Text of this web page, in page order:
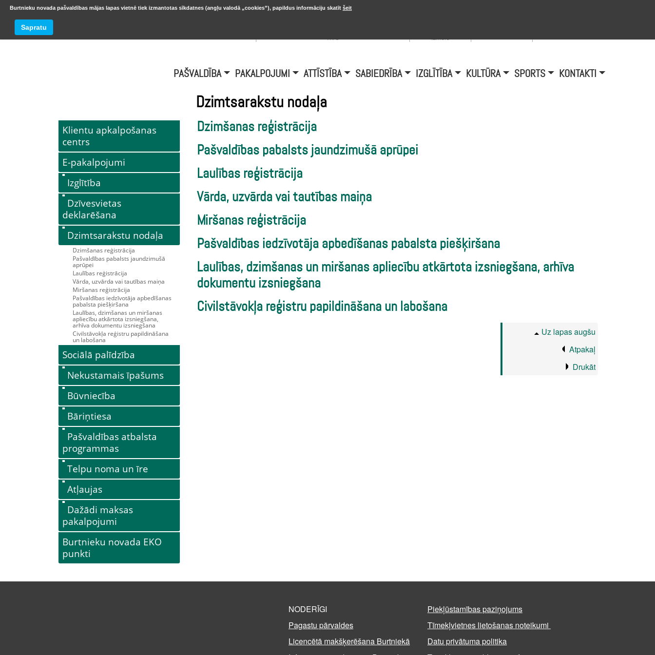
BURTNIEKU NOVADS m/s
izmērs
PAŠVALDĪBA PAKALPOJUMI ATTĪSTĪBA SABIEDRĪBA IZGLĪTĪBA KULTŪRA SPORTS KONTAKTI
Klientu apkalpošanas
centrs
E-pakalpojumi
Izglītība
Dzīvesvietas
deklarēšana
Dzimtsarakstu nodaļa
Dzimšanas reģistrācija
Pašvaldības pabalsts jaundzimušā
aprūpei
Laulības reģistrācija
Vārda, uzvārda vai tautības maiņa
Miršanas reģistrācija
Pašvaldības iedzīvotāja apbedīšanas
pabalsta piešķiršana
Laulības, dzimšanas un miršanas
apliecību atkārtota izsniegšana,
arhīva dokumentu izsniegšana
Civilstāvokļa reģistru papildināšana
un labošana
Sociālā palīdzība
Nekustamais īpašums
Būvniecība
Bāriņtiesa
Pašvaldības atbalsta
programmas
Telpu noma un īre
Atļaujas
Dažādi maksas
pakalpojumi
Burtnieku novada EKO
punkti
Dzimtsarakstu nodaļa
Dzimšanas reģistrācija
Pašvaldības pabalsts jaundzimušā aprūpei
Laulības reģistrācija
Vārda, uzvārda vai tautības maiņa
Miršanas reģistrācija
Pašvaldības iedzīvotāja apbedīšanas pabalsta piešķiršana
Laulības, dzimšanas un miršanas apliecību atkārtota izsniegšana, arhīva
dokumentu izsniegšana
Civilstāvokļa reģistru papildināšana un labošana
Uz lapas augšu
Atpakaļ
Drukāt
NODERĪGI
Pagastu pārvaldes
Licencētā makšķerēšana Burtniekā
Piekļūstamības paziņojums
Tīmekļvietnes lietošanas noteikumi
Datu privātuma politika
Burtnieku novada pašvaldības mājas lapas vietnē tiek izmantotas sīkdatnes (angļu valodā „cookies”), papildus informāciju skatīt šeit
Sapratu